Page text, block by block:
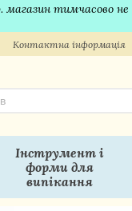
магазин тимчасово
Контактна інформація
Інструмент і
форми для
випікання